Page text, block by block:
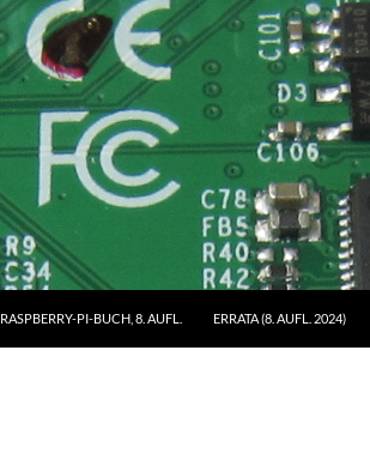
RASPBERRY-PI-BUCH, 8. AUFL. ERRATA (8. AUFL. 2024)